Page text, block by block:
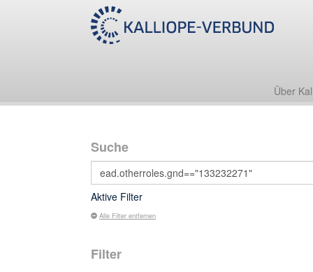
Über
Suche
Aktive Filter
Alle Filter entfernen
Filter